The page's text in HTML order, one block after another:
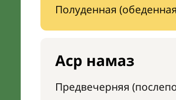
Полуденная
Аср намаз
Предвечерняя